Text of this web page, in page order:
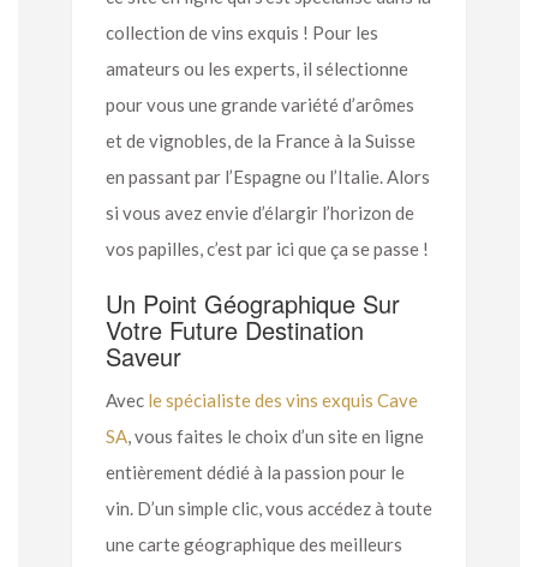
collection de vins exquis ! Pour les
amateurs ou les experts, il sélectionne
pour vous une grande variété d’arômes
et de vignobles, de la France à la Suisse
en passant par l’Espagne ou l’Italie. Alors
si vous avez envie d’élargir l’horizon de
vos papilles, c’est par ici que ça se passe !
Un Point Géographique Sur
Votre Future Destination
Saveur
Avec le spécialiste des vins exquis Cave
SA, vous faites le choix d’un site en ligne
entièrement dédié à la passion pour le
vin. D’un simple clic, vous accédez à toute
une carte géographique des meilleurs